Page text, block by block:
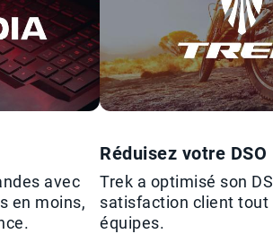
avec
en moins,
Réduisez votre DSO
Trek a optimisé son
satisfaction client tout
équipes.